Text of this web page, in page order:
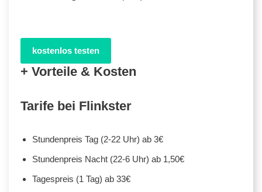
kostenlos testen
+ Vorteile & Kosten
Tarife bei Flinkster
Stundenpreis Tag (2-22 Uhr) ab 3€
Stundenpreis Nacht (22-6 Uhr) ab 1,50€
Tagespreis (1 Tag) ab 33€